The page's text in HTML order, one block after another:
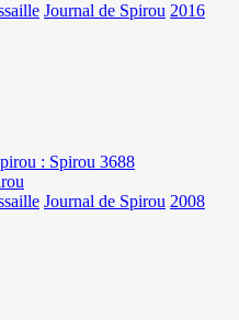
Journal de Spirou 2016
: Spirou 3688
Journal de Spirou 2008